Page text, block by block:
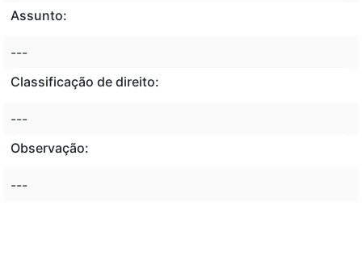
Assunto:
---
Classificação de direito:
---
Observação:
---